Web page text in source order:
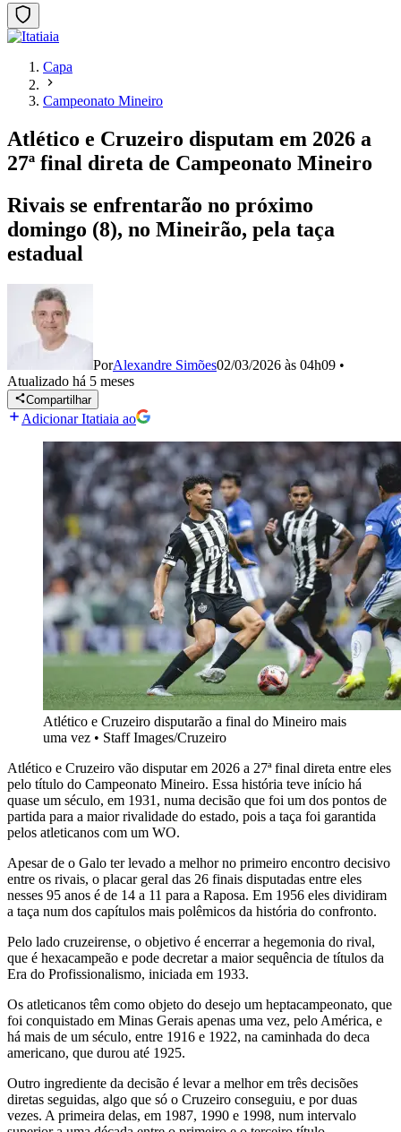
Capa
Campeonato Mineiro
Atlético e Cruzeiro disputam em 2026 a
27ª final direta de Campeonato Mineiro
Rivais se enfrentarão no próximo
domingo (8), no Mineirão, pela taça
estadual
PorAlexandre Simões02/03/2026 às 04h09 •
Atualizado há 5 meses
Compartilhar
Adicionar Itatiaia ao
Atlético e Cruzeiro disputarão a final do Mineiro mais
uma vez • Staff Images/Cruzeiro
Atlético e Cruzeiro vão disputar em 2026 a 27ª final direta entre eles
pelo título do Campeonato Mineiro. Essa história teve início há
quase um século, em 1931, numa decisão que foi um dos pontos de
partida para a maior rivalidade do estado, pois a taça foi garantida
pelos atleticanos com um WO.
Apesar de o Galo ter levado a melhor no primeiro encontro decisivo
entre os rivais, o placar geral das 26 finais disputadas entre eles
nesses 95 anos é de 14 a 11 para a Raposa. Em 1956 eles dividiram
a taça num dos capítulos mais polêmicos da história do confronto.
Pelo lado cruzeirense, o objetivo é encerrar a hegemonia do rival,
que é hexacampeão e pode decretar a maior sequência de títulos da
Era do Profissionalismo, iniciada em 1933.
Os atleticanos têm como objeto do desejo um heptacampeonato, que
foi conquistado em Minas Gerais apenas uma vez, pelo América, e
há mais de um século, entre 1916 e 1922, na caminhada do deca
americano, que durou até 1925.
Outro ingrediente da decisão é levar a melhor em três decisões
diretas seguidas, algo que só o Cruzeiro conseguiu, e por duas
vezes. A primeira delas, em 1987, 1990 e 1998, num intervalo